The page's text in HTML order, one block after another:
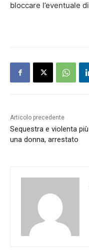
bloccare l’eventuale
Articolo precedente
Sequestra e violenta
una donna, arrestato